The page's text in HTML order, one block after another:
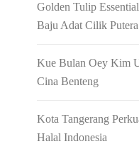
Golden Tulip
Baju Adat Cilik
Kue Bulan Oey Kim
Cina Benteng
Kota Tangerang
Halal Indonesia